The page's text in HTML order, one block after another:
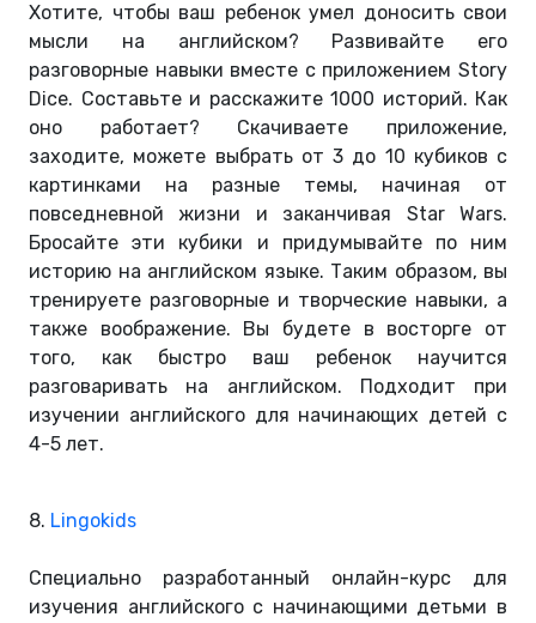
Хотите, чтобы ваш ребенок умел доносить свои
мысли на английском? Развивайте его
разговорные навыки вместе с приложением Story
Dice. Составьте и расскажите 1000 историй. Как
оно работает? Скачиваете приложение,
заходите, можете выбрать от 3 до 10 кубиков с
картинками на разные темы, начиная от
повседневной жизни и заканчивая Star Wars.
Бросайте эти кубики и придумывайте по ним
историю на английском языке. Таким образом, вы
тренируете разговорные и творческие навыки, а
также воображение. Вы будете в восторге от
того, как быстро ваш ребенок научится
разговаривать на английском. Подходит при
изучении английского для начинающих детей с
4-5 лет.
8. Lingokids
Специально разработанный онлайн-курс для
изучения английского с начинающими детьми в